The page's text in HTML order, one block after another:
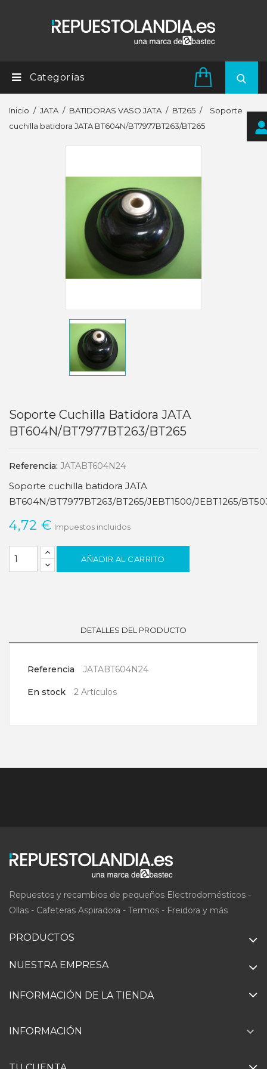
Categorías
Inicio JATA BATIDORAS VASO JATA BT265
Soporte
cuchilla batidora JATA BT604N/BT7977BT263/BT265
Soporte Cuchilla Batidora JATA
BT604N/BT7977BT263/BT265
Referencia: JATABT604N24
Soporte cuchilla batidora JATA
BT604N/BT7977BT263/BT265/JEBT1500/JEBT1265/
4,72 € Impuestos incluidos
AÑADIR AL CARRITO
DETALLES DEL PRODUCTO
Referencia JATABT604N24
En stock 2 Artículos
Repuestos y recambios de pequeños Electrodomésticos -
Ollas - Cafeteras Aspiradora - Termos - Freidora y más
PRODUCTOS
NUESTRA EMPRESA
INFORMACIÓN DE LA TIENDA
INFORMACIÓN 